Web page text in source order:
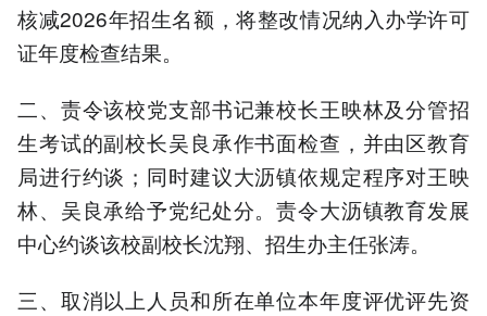
核减2026年招生名额，将整改情况纳入办学许可
证年度检查结果。
二、责令该校党支部书记兼校长王映林及分管招
生考试的副校长吴良承作书面检查，并由区教育
局进行约谈；同时建议大沥镇依规定程序对王映
林、吴良承给予党纪处分。责令大沥镇教育发展
中心约谈该校副校长沈翔、招生办主任张涛。
三、取消以上人员和所在单位本年度评优评先资